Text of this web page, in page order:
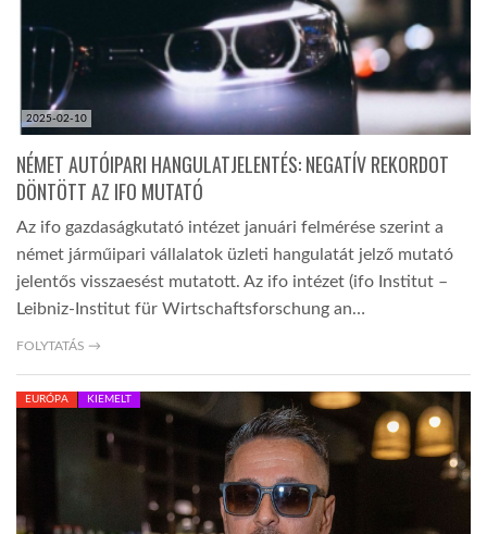
2025-02-10
NÉMET AUTÓIPARI HANGULATJELENTÉS: NEGATÍV REKORDOT
DÖNTÖTT AZ IFO MUTATÓ
Az ifo gazdaságkutató intézet januári felmérése szerint a
német járműipari vállalatok üzleti hangulatát jelző mutató
jelentős visszaesést mutatott. Az ifo intézet (ifo Institut –
Leibniz-Institut für Wirtschaftsforschung an…
FOLYTATÁS →
EURÓPA KIEMELT